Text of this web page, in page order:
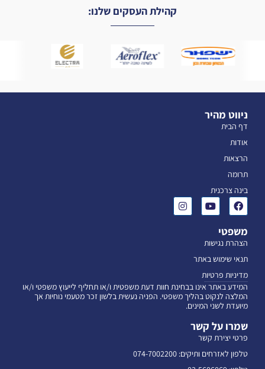
קהילת העסקים שלנו:
ניווט מהיר
דף הבית
אודות
הרצאות
תרומה
בינה צרכנית
משפטי
הצהרת נגישות
תנאי שימוש באתר
מדיניות פרטיות
המידע באתר אינו בבחינת חוות דעת משפטית ו/או תחליף לייעוץ משפטי ו/או
המלצה לנקוט בהליך משפטי. הפניה נעשית בלשון זכר מטעמי נוחיות אך
מיועדת לשני המינים.
שמרו על קשר
פרטי יצירת קשר
טלפון לאזרחים ותיקים: 074-7002200